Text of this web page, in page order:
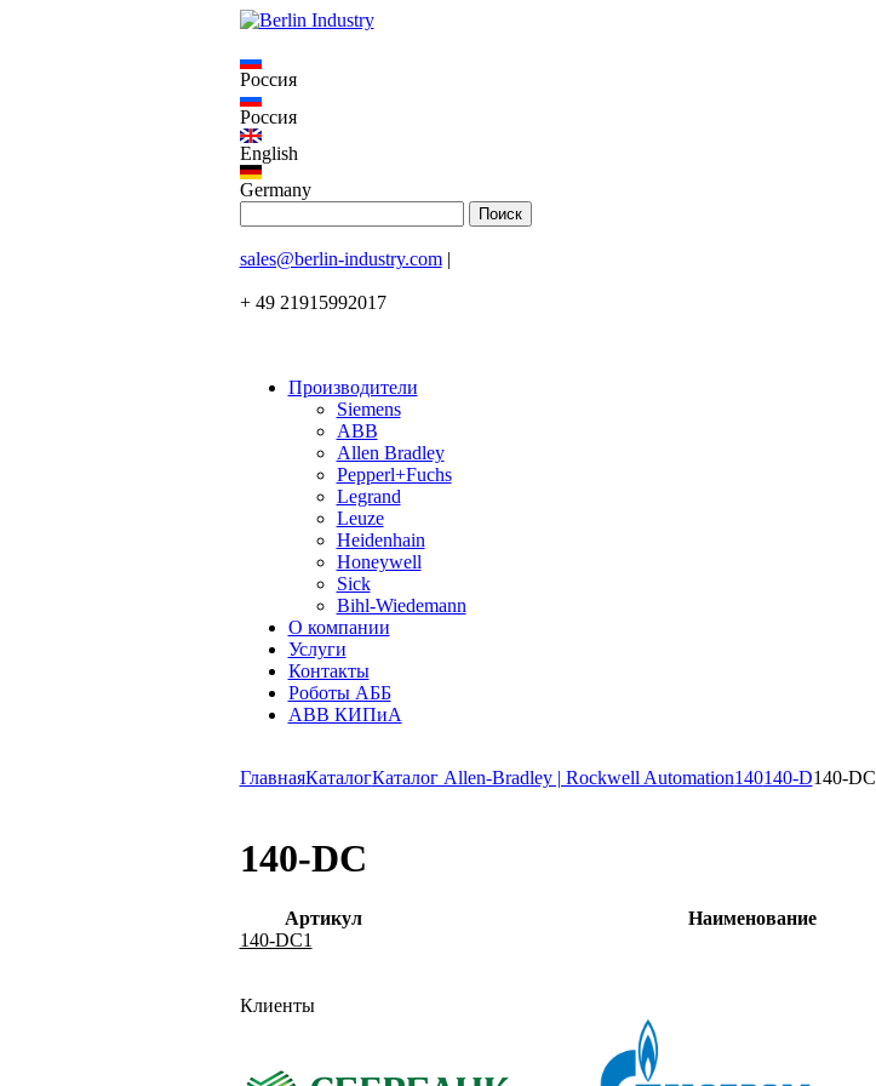
Россия
Россия
English
Germany
sales@berlin-industry.com|
+ 49 21915992017
Производители
Siemens
ABB
Allen Bradley
Pepperl+Fuchs
Legrand
Leuze
Heidenhain
Honeywell
Sick
Bihl-Wiedemann
О компании
Услуги
Контакты
Роботы АББ
ABB КИПиА
ГлавнаяКаталогКаталог Allen-Bradley | Rockwell Automation140140-D140-DC
140-DC
Артикул Наименование
140-DC1
Клиенты